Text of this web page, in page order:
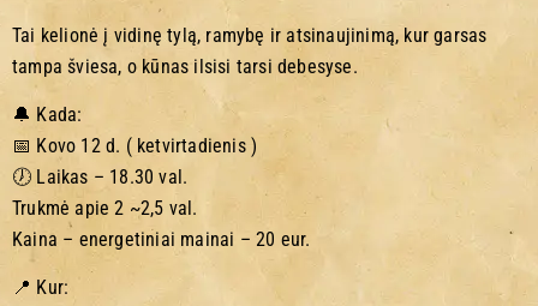
Tai kelionė į vidinę tylą, ramybę ir atsinaujinimą, kur garsas
tampa šviesa, o kūnas ilsisi tarsi debesyse.
🔔 Kada:
📅 Kovo 12 d. ( ketvirtadienis )
🕖 Laikas – 18.30 val.
Trukmė apie 2 ~2,5 val.
Kaina – energetiniai mainai – 20 eur.
📍 Kur: